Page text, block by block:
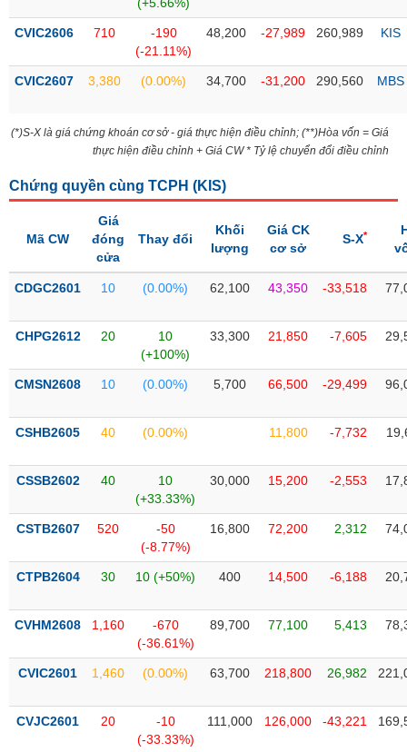
dõi
biệt
ký
Danh
mục
phiếu
chi
kỹ
Hồ
doanh
nghiệp
Tin
tức
kiện
CVIC2606 710
-190
(-21.11%)
48,200 -27,989 260,989 KIS
CVIC2607 3,380 (0.00%) 34,700 -31,200 290,560 MBS
(*)S-X là giá chứng khoán cơ sở - giá thực hiện điều chỉnh; (**)Hòa vốn = Giá
thực hiện điều chỉnh + Giá CW * Tỷ lệ chuyển đổi điều chỉnh
Chứng quyền cùng TCPH (KIS)
Mã CW
Giá
đóng
cửa
Thay đổi
Khối
lượng
Giá CK
cơ sở
S-X*
CDGC2601 10 (0.00%) 62,100 43,350 -33,518
CHPG2612 20
10
(+100%)
33,300 21,850 -7,605
CMSN2608 10 (0.00%) 5,700 66,500 -29,499
CSHB2605 40 (0.00%) 11,800 -7,732
CSSB2602 40
10
(+33.33%)
30,000 15,200 -2,553
CSTB2607 520
-50
(-8.77%)
16,800 72,200 2,312
CTPB2604 30 10 (+50%) 400 14,500 -6,188
CVHM2608 1,160
-670
(-36.61%)
89,700 77,100 5,413
CVIC2601 1,460 (0.00%) 63,700 218,800 26,982
CVJC2601 20
-10
(-33.33%)
111,000 126,000 -43,221
CÔNG
CỤ
TƯ
XUẤT
LIỆU
TIN
(-)
SECTOR
NĂNG
NGUYÊN
LIỆU
CÔNG